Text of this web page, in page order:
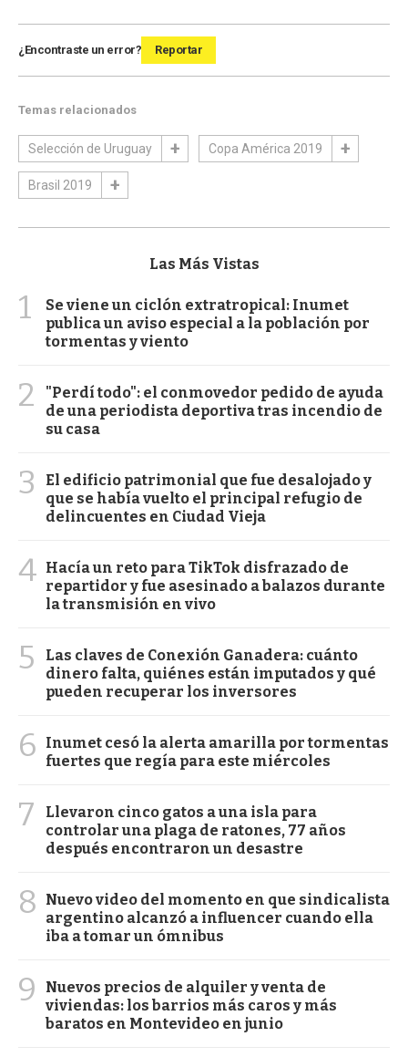
¿Encontraste un error? Reportar
Temas relacionados
Selección de Uruguay Copa América 2019
Brasil 2019
Las Más Vistas
1
Se viene un ciclón extratropical: Inumet
publica un aviso especial a la población por
tormentas y viento
2
"Perdí todo": el conmovedor pedido de ayuda
de una periodista deportiva tras incendio de
su casa
3
El edificio patrimonial que fue desalojado y
que se había vuelto el principal refugio de
delincuentes en Ciudad Vieja
4 Hacía un reto para TikTok disfrazado de
repartidor y fue asesinado a balazos durante
la transmisión en vivo
5
Las claves de Conexión Ganadera: cuánto
dinero falta, quiénes están imputados y qué
pueden recuperar los inversores
6
Inumet cesó la alerta amarilla por tormentas
fuertes que regía para este miércoles
7
Llevaron cinco gatos a una isla para
controlar una plaga de ratones, 77 años
después encontraron un desastre
8
Nuevo video del momento en que sindicalista
argentino alcanzó a influencer cuando ella
iba a tomar un ómnibus
9
Nuevos precios de alquiler y venta de
viviendas: los barrios más caros y más
baratos en Montevideo en junio